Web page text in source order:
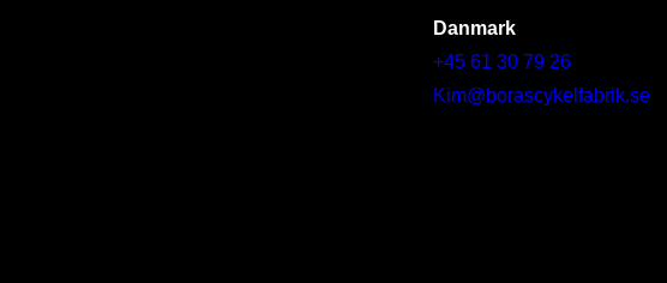
Danmark
+45 61 30 79 26
Kim@borascykelfabrik.se